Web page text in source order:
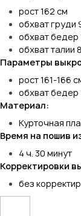
рост 162 см
обхват груди
обхват бедер
обхват талии
Параметры
рост 161-166
обхват бедер
Материал:
Курточная
Время на пошив
4 ч. 30 минут
Корректировки
без